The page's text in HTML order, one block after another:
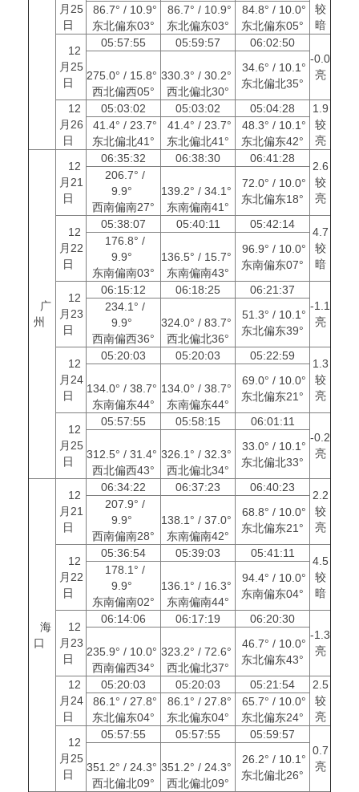
月25
日
较
暗
86.7° / 10.9°
东北偏东03°
86.7° / 10.9°
东北偏东03°
84.8° / 10.0°
东北偏东05°
12
月25
日
05:57:55 05:59:57
06:02:50
-0.0
亮
275.0° / 15.8°
西北偏西05°
330.3° / 30.2°
西北偏北30°
34.6° / 10.1°
东北偏北35°
12
月26
日
05:03:02 05:03:02 05:04:28
1.9
较
亮
41.4° / 23.7°
东北偏北41°
41.4° / 23.7°
东北偏北41°
48.3° / 10.1°
东北偏东42°
广
州
12
月21
日
06:35:32 06:38:30 06:41:28
2.6
较
亮
206.7° /
9.9°
西南偏南27°
139.2° / 34.1°
东南偏南41°
72.0° / 10.0°
东北偏东18°
12
月22
日
05:38:07 05:40:11 05:42:14
4.7
较
暗
176.8° /
9.9°
东南偏南03°
136.5° / 15.7°
东南偏南43°
96.9° / 10.0°
东南偏东07°
12
月23
日
06:15:12 06:18:25
06:21:37
-1.1
亮
234.1° /
9.9°
西南偏西36°
324.0° / 83.7°
西北偏北36°
51.3° / 10.1°
东北偏东39°
12
月24
日
05:20:03 05:20:03 05:22:59
1.3
较
亮
134.0° / 38.7°
东南偏东44°
134.0° / 38.7°
东南偏东44°
69.0° / 10.0°
东北偏东21°
12
月25
日
05:57:55 05:58:15
06:01:11
-0.2
亮
312.5° / 31.4°
西北偏西43°
326.1° / 32.3°
西北偏北34°
33.0° / 10.1°
东北偏北33°
海
口
12
月21
日
06:34:22 06:37:23 06:40:23
2.2
较
亮
207.9° /
9.9°
西南偏南28°
138.1° / 37.0°
东南偏南42°
68.8° / 10.0°
东北偏东21°
12
月22
日
05:36:54 05:39:03 05:41:11
4.5
较
暗
178.1° /
9.9°
东南偏南02°
136.1° / 16.3°
东南偏南44°
94.4° / 10.0°
东南偏东04°
12
月23
日
06:14:06 06:17:19
06:20:30
-1.3
亮
235.9° / 10.0°
西南偏西34°
323.2° / 72.6°
西北偏北37°
46.7° / 10.0°
东北偏东43°
12
月24
日
05:20:03 05:20:03 05:21:54
2.5
较
亮
86.1° / 27.8°
东北偏东04°
86.1° / 27.8°
东北偏东04°
65.7° / 10.0°
东北偏东24°
12
月25
日
05:57:55 05:57:55
05:59:57
0.7
亮
351.2° / 24.3°
西北偏北09°
351.2° / 24.3°
西北偏北09°
26.2° / 10.1°
东北偏北26°